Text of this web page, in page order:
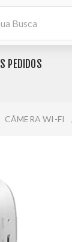
PEDIDOS
CÂMERA WI-FI